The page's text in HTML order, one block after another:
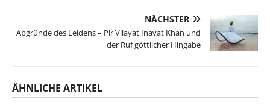
NÄCHSTER
Abgründe des Leidens – Pir Vilayat Inayat Khan und
der Ruf göttlicher Hingabe
ÄHNLICHE ARTIKEL